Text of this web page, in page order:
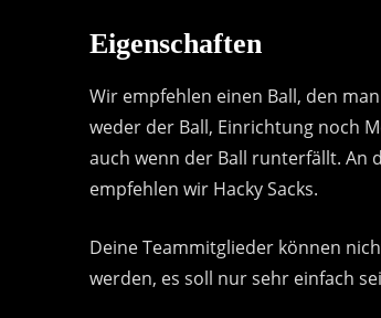
Eigenschaften
Wir empfehlen einen Ball, den
weder der Ball, Einrichtung noch
auch wenn der Ball runterfällt. An
empfehlen wir Hacky Sacks.
Deine Teammitglieder können
werden, es soll nur sehr einfach